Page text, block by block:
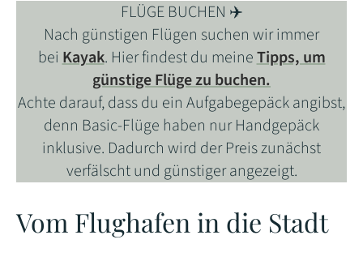
FLÜGE BUCHEN ✈️
Nach günstigen Flügen suchen wir immer
bei Kayak. Hier findest du meineTipps, um
günstige Flüge zu buchen.
Achte darauf, dass du ein Aufgabegepäck angibst,
denn Basic-Flüge haben nur Handgepäck
inklusive. Dadurch wird der Preis zunächst
verfälscht und günstiger angezeigt.
Vom Flughafen in die Stadt